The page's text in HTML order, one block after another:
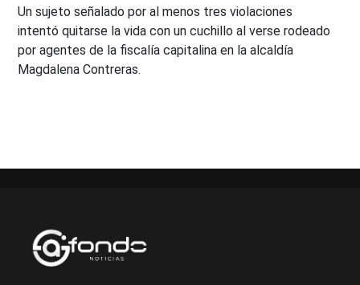
Un sujeto señalado por al menos tres violaciones
intentó quitarse la vida con un cuchillo al verse rodeado
por agentes de la fiscalía capitalina en la alcaldía
Magdalena Contreras.